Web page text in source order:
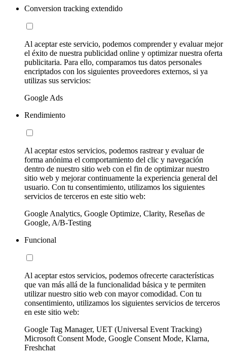
Conversion tracking extendido
Al aceptar este servicio, podemos comprender y evaluar mejor
el éxito de nuestra publicidad online y optimizar nuestra oferta
publicitaria. Para ello, comparamos tus datos personales
encriptados con los siguientes proveedores externos, si ya
utilizas sus servicios:
Google Ads
Rendimiento
Al aceptar estos servicios, podemos rastrear y evaluar de
forma anónima el comportamiento del clic y navegación
dentro de nuestro sitio web con el fin de optimizar nuestro
sitio web y mejorar continuamente la experiencia general del
usuario. Con tu consentimiento, utilizamos los siguientes
servicios de terceros en este sitio web:
Google Analytics, Google Optimize, Clarity, Reseñas de
Google, A/B-Testing
Funcional
Al aceptar estos servicios, podemos ofrecerte características
que van más allá de la funcionalidad básica y te permiten
utilizar nuestro sitio web con mayor comodidad. Con tu
consentimiento, utilizamos los siguientes servicios de terceros
en este sitio web:
Google Tag Manager, UET (Universal Event Tracking)
Microsoft Consent Mode, Google Consent Mode, Klarna,
Freshchat